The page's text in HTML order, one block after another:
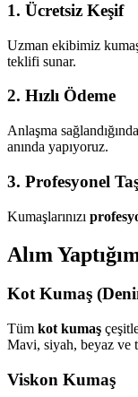
1. Ücretsiz Keşif
Uzman ekibimiz
teklifi sunar.
2. Hızlı Ödeme
Anlaşma sağlandığında
anında yapıyoruz.
3. Profesyonel
Kumaşlarınızı
Alım
Kot Kumaş
Tüm kot kumaş
Mavi, siyah, beyaz ve
Viskon Kumaş